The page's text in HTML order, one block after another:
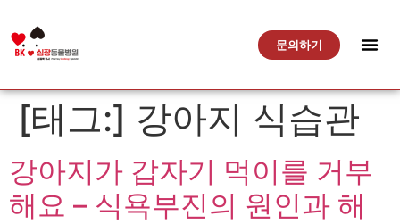
문의하기
[태그:] 강아지 식습관
강아지가 갑자기 먹이를 거부
해요 – 식욕부진의 원인과 해